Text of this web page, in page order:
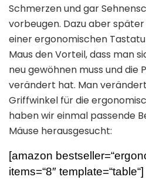
Schmerzen und gar
vorbeugen. Dazu aber
einer ergonomischen
Maus den Vorteil, dass man
neu gewöhnen muss und die
verändert hat. Man
Griffwinkel für die
haben wir einmal passende
Mäuse herausgesucht:
[amazon
items=“8″ template=“table“]